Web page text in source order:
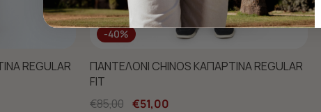
REGULAR
-40%
ΠΑΝΤΕΛΟΝΙ CHINOS ΚΑΠΑΡΤΙΝΑ REGULAR
FIT
€85,00 €51,00